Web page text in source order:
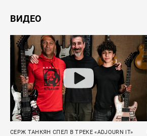
ВИДЕО
СЕРЖ ТАНКЯН СПЕЛ В ТРЕКЕ «ADJOURN IT»